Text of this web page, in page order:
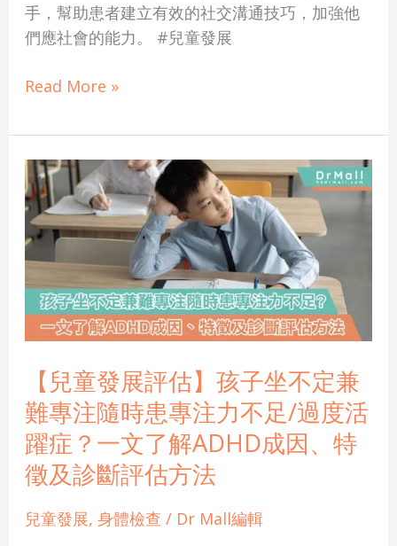
手，幫助患者建立有效的社交溝通技巧，加強他
們應社會的能力。 #兒童發展
Read More »
【兒童發展評估】孩子坐不定兼
難專注隨時患專注力不足/過度活
躍症？一文了解ADHD成因、特
徵及診斷評估方法
兒童發展, 身體檢查 / Dr Mall編輯
【兒
童
發
展
估】
孩
子
定
兼
難
專
注